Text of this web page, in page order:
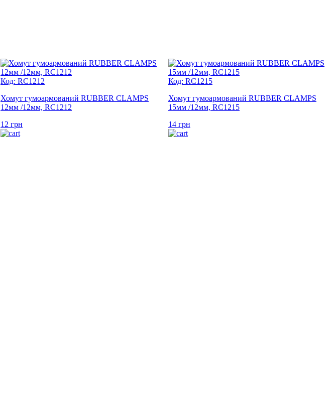
Код: RC1212
Хомут гумоармований RUBBER CLAMPS
12мм /12мм, RC1212
12 грн
Код: RC1215
Хомут гумоармований RUBBER CLAMPS
15мм /12мм, RC1215
14 грн